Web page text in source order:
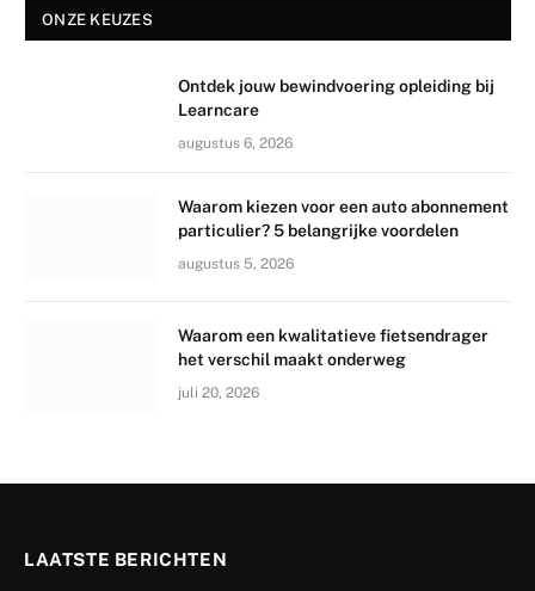
ONZE KEUZES
Ontdek jouw bewindvoering opleiding bij
Learncare
augustus 6, 2026
Waarom kiezen voor een auto abonnement
particulier? 5 belangrijke voordelen
augustus 5, 2026
Waarom een kwalitatieve fietsendrager
het verschil maakt onderweg
juli 20, 2026
LAATSTE BERICHTEN